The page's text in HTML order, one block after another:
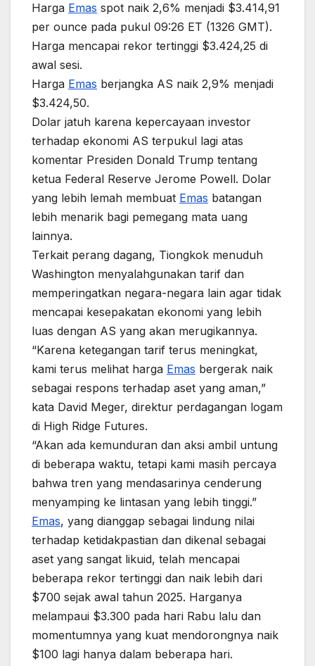
Harga Emas spot naik 2,6% menjadi $3.414,91
per ounce pada pukul 09:26 ET (1326 GMT).
Harga mencapai rekor tertinggi $3.424,25 di
awal sesi.
Harga Emas berjangka AS naik 2,9% menjadi
$3.424,50.
Dolar jatuh karena kepercayaan investor
terhadap ekonomi AS terpukul lagi atas
komentar Presiden Donald Trump tentang
ketua Federal Reserve Jerome Powell. Dolar
yang lebih lemah membuat Emas batangan
lebih menarik bagi pemegang mata uang
lainnya.
Terkait perang dagang, Tiongkok menuduh
Washington menyalahgunakan tarif dan
memperingatkan negara-negara lain agar tidak
mencapai kesepakatan ekonomi yang lebih
luas dengan AS yang akan merugikannya.
“Karena ketegangan tarif terus meningkat,
kami terus melihat harga Emas bergerak naik
sebagai respons terhadap aset yang aman,”
kata David Meger, direktur perdagangan logam
di High Ridge Futures.
“Akan ada kemunduran dan aksi ambil untung
di beberapa waktu, tetapi kami masih percaya
bahwa tren yang mendasarinya cenderung
menyamping ke lintasan yang lebih tinggi.”
Emas, yang dianggap sebagai lindung nilai
terhadap ketidakpastian dan dikenal sebagai
aset yang sangat likuid, telah mencapai
beberapa rekor tertinggi dan naik lebih dari
$700 sejak awal tahun 2025. Harganya
melampaui $3.300 pada hari Rabu lalu dan
momentumnya yang kuat mendorongnya naik
$100 lagi hanya dalam beberapa hari.